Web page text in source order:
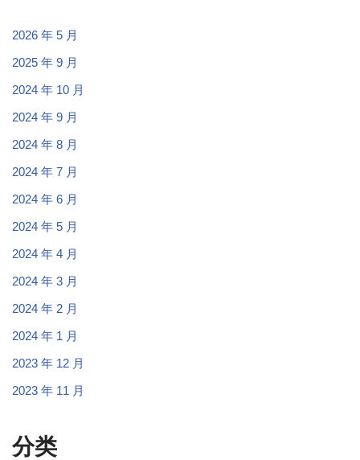
2026 年 5 月
2025 年 9 月
2024 年 10 月
2024 年 9 月
2024 年 8 月
2024 年 7 月
2024 年 6 月
2024 年 5 月
2024 年 4 月
2024 年 3 月
2024 年 2 月
2024 年 1 月
2023 年 12 月
2023 年 11 月
分类